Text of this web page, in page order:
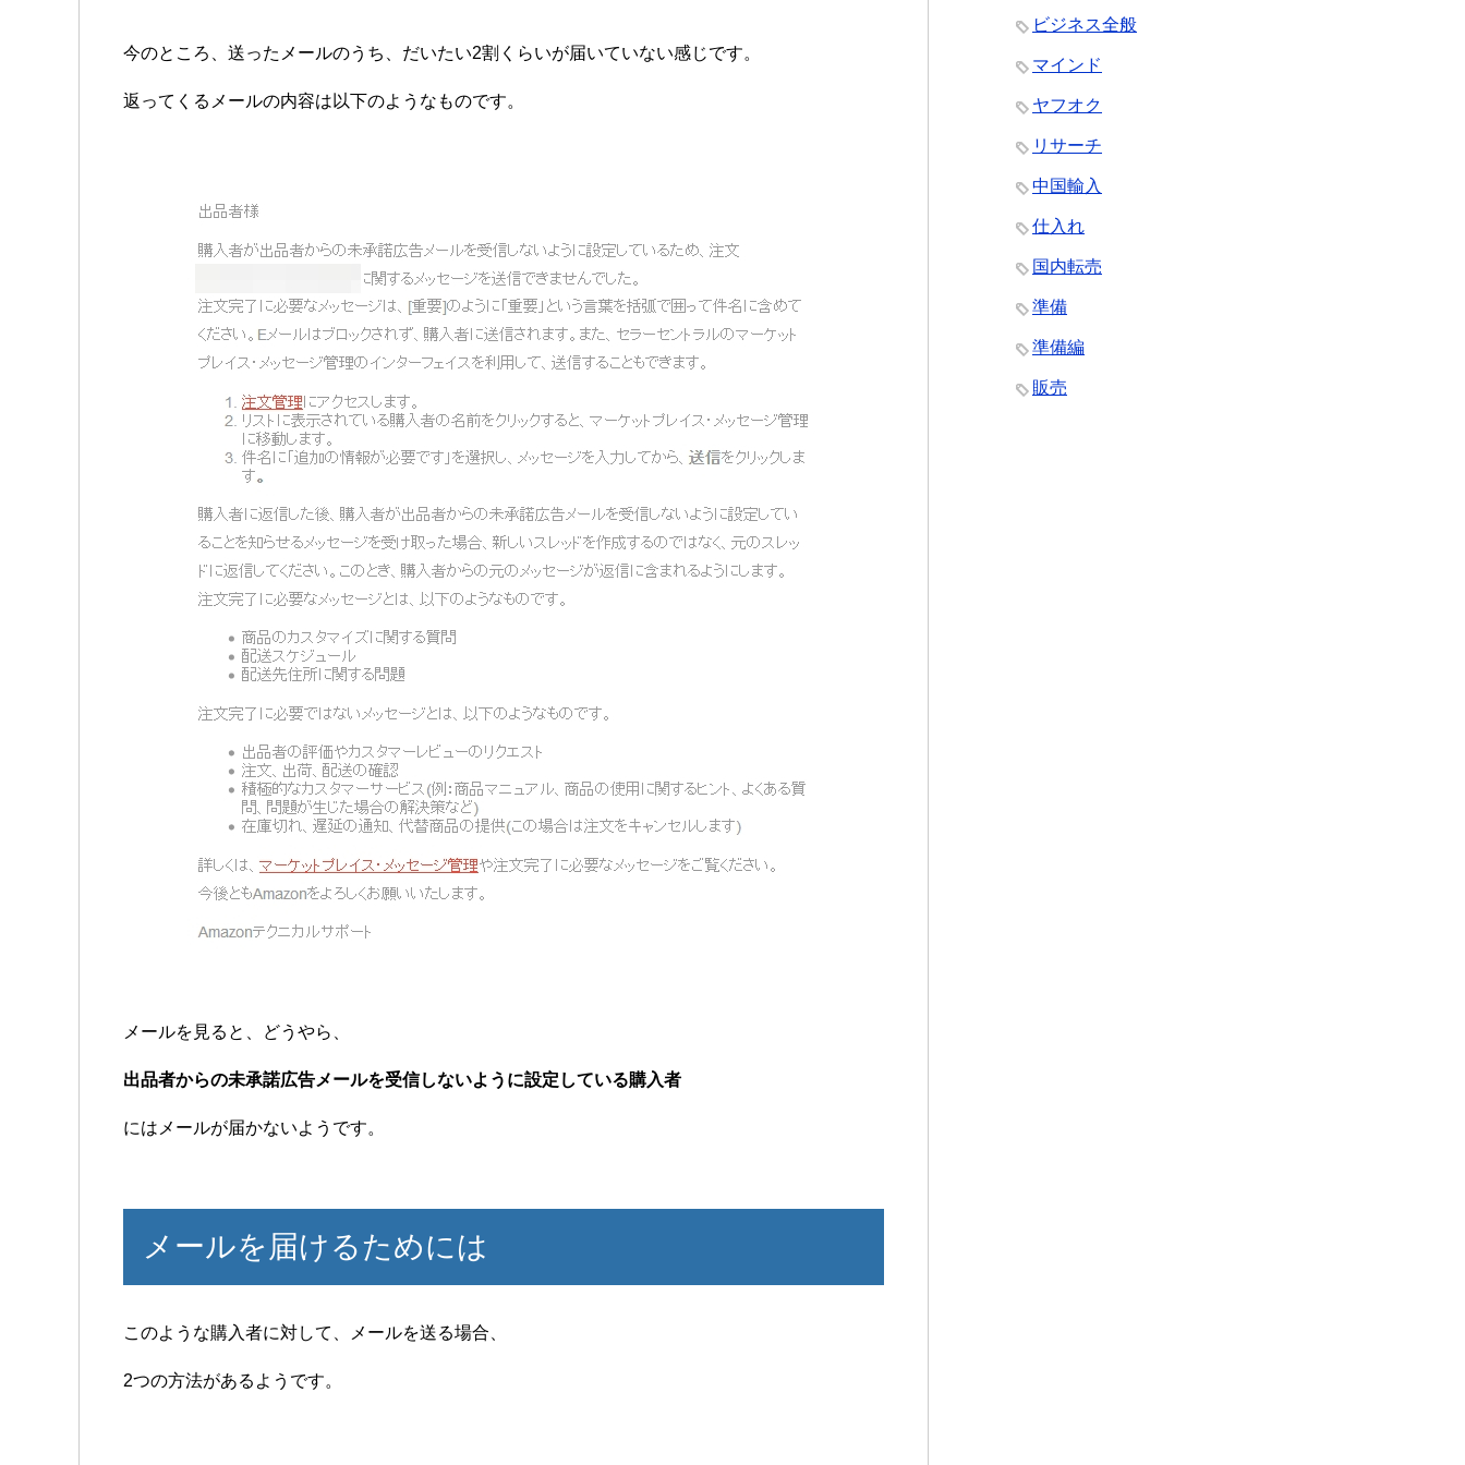
今のところ、送ったメールのうち、だいたい2割くらいが届いていない感じです。
返ってくるメールの内容は以下のようなものです。
メールを見ると、どうやら、
出品者からの未承諾広告メールを受信しないように設定している購入者
にはメールが届かないようです。
メールを届けるためには
このような購入者に対して、メールを送る場合、
2つの方法があるようです。
ビジネス全般
マインド
ヤフオク
リサーチ
中国輸入
仕入れ
国内転売
準備
準備編
販売